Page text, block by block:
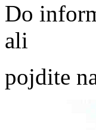
Do
ali
pojdite